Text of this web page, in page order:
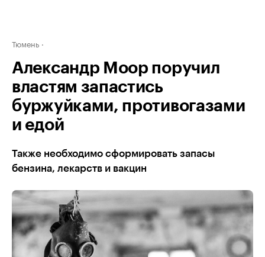
Тюмень
Александр Моор поручил
властям запастись
буржуйками, противогазами
и едой
Также необходимо сформировать запасы
бензина, лекарств и вакцин